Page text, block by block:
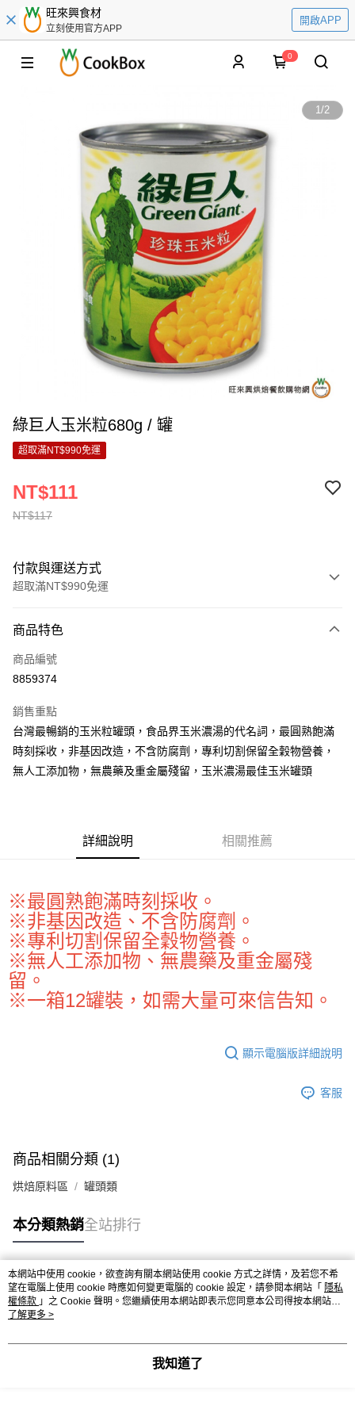
旺來興食材
立刻使用官方APP
開啟APP
0
1/2
綠巨人玉米粒680g / 罐
超取滿NT$990免運
NT$117
NT$111
付款與運送方式
超取滿NT$990免運
信用卡一次付款
超商取貨付款
Apple Pay
街口支付
AFTEE先享後付
AFTEE先享後付是「在收到商品之後才付款」的支付方式。 讓您購物簡單
便利好安心！
１．簡單：不需註冊會員、不需綁卡、不需儲值。
２．便利：只要手機號碼，簡訊認證，即可結帳。
３．安心：先確認商品／服務後，再付款。
【「AFTEE先享後付」結帳流程】
１．於結帳方式選擇「AFTEE先享後付」後，將跳轉至「AFTEE先享後付」
結帳頁面，進行簡訊認證並確認金額後，即可完成結帳。
ATM／網路銀行／等多元方式進行付款，方視為交易完成。
【注意事項】
１．透過由恩沛科技股份有限公司提供之「AFTEE先享後付」服務完成之交
２．關於個人資料處理事宜，請瀏覽以下網址：
https://aftee.tw/terms/#terms3
「AFTEE先享後付」，若未經同意申辦者引起之損失，本公司不負相關責
任。
４．使用「AFTEE先享後付」時，將依據個別帳號之用戶狀況，依本公司即
時審查核予不同之上限額度；若仍有額度不足之情形，本公司將視審查結果
ATM付款
運送方式
全家取貨付款-重量限制含紙箱10kg，請控制商品重量在9~9.5
kg
每筆NT$90，滿NT$990(含以上)免運費
7-11取貨付款-重量限制含紙箱10kg，請控制商品重量在9~9.5
付款後7-11取貨-重量限制含紙箱10kg，請控制商品重量在9~
9.5kg
宅配-新竹物流
每筆NT$150，滿NT$2,000(含以上)免運費
離島客戶-中華郵政
每筆NT$120，滿NT$2,000(含以上)免運費
商品特色
商品編號
8859374
銷售重點
台灣最暢銷的玉米粒罐頭，食品界玉米濃湯的代名詞，最圓熟飽滿
時刻採收，非基因改造，不含防腐劑，專利切割保留全穀物營養，
無人工添加物，無農藥及重金屬殘留，玉米濃湯最佳玉米罐頭
詳細說明 相關推薦
※最圓熟飽滿時刻採收。
※非基因改造、不含防腐劑。
※專利切割保留全穀物營養。
※無人工添加物、無農藥及重金屬殘
留。
※一箱12罐裝，如需大量可來信告知。
顯示電腦版詳細說明
客服
商品相關分類 (1)
烘焙原料區 罐頭類
本分類熱銷全站排行
熱門標籤
本網站中使用 cookie，欲查詢有關本網站使用 cookie 方式之詳情，及若您不希
望在電腦上使用 cookie 時應如何變更電腦的 cookie 設定，請參閱本網站「 隱私
權條款 」之 Cookie 聲明。您繼續使用本網站即表示您同意本公司得按本網站使
用條款之 Cookie 聲明使用 cookie。
了解更多 >
我知道了